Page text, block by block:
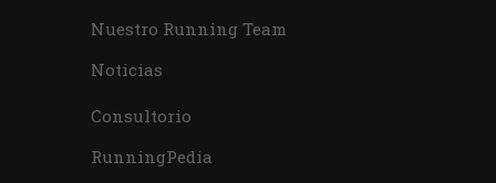
Nuestro Running Team
Noticias
Consultorio
RunningPedia